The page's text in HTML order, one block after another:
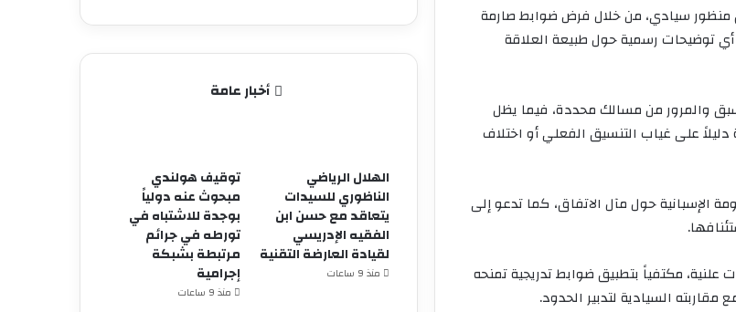
منظور سيادي، من خلال فرض ضوابط صارمة
توضيحات رسمية حول طبيعة العلاقة
والمرور من مسالك محددة، فيما يظل
على غياب التنسيق الفعلي أو اختلاف
الإسبانية حول مآل الاتفاق، كما تدعو إلى
مكتفياً بتطبيق ضوابط تدريجية تمنحه
السيادية لتدبير الحدود.
أخبار عامة
الهلال الرياضي
الناظوري للسيدات
يتعاقد مع حسن ابن
الفقيه الإدريسي
لقيادة العارضة التقنية
منذ 9 ساعات
توقيف هولندي
مبحوث عنه دولياً
بوجدة للاشتباه في
تورطه في جرائم
مرتبطة بشبكة
إجرامية
منذ 9 ساعات